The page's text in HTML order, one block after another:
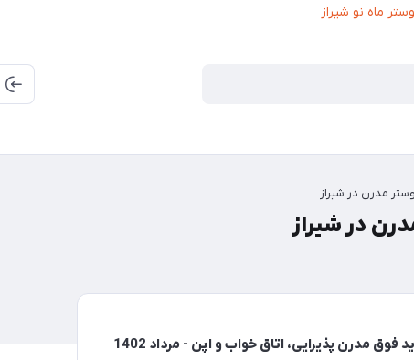
مدرن در شیراز
در شیراز
مدرن پذیرایی، اتاق خواب و اپن - مرداد 1402